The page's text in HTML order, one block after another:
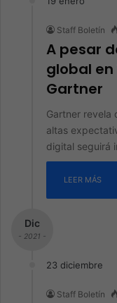
Staff Boletín
A pesar
global en
Gartner
Gartner revela
altas
digital seguirá
LEER MÁS
Dic
- 2021 -
23 diciembre
Staff Boletín